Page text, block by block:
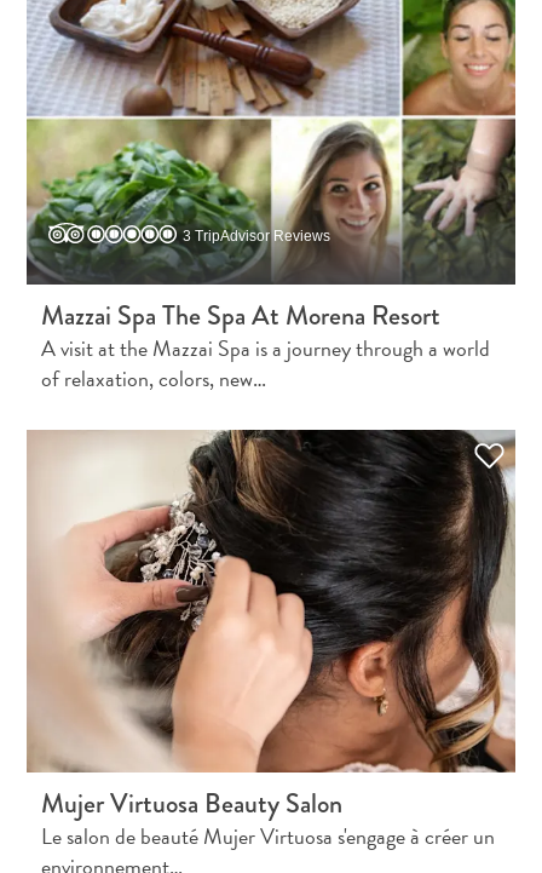
3 TripAdvisor Reviews
Mazzai Spa The Spa At Morena Resort
A visit at the Mazzai Spa is a journey through a world
of relaxation, colors, new…
Mujer Virtuosa Beauty Salon
Le salon de beauté Mujer Virtuosa s'engage à créer un
environnement…